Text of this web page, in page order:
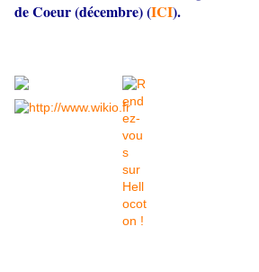
de Coeur (décembre) (ICI).